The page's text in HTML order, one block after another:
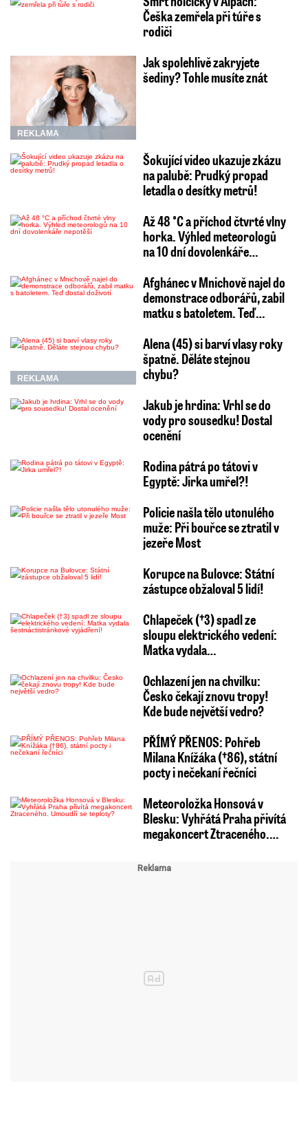
Češka zemřela při túře s
rodiči
REKLAMA
Jak spolehlivě zakryjete
šediny? Tohle musíte znát
Šokující video ukazuje zkázu
na palubě: Prudký propad
letadla o desítky metrů!
Až 48 °C a příchod čtvrté vlny
horka. Výhled meteorologů
na 10 dní dovolenkáře…
Afghánec v Mnichově najel do
demonstrace odborářů, zabil
matku s batoletem. Teď…
REKLAMA
Alena (45) si barví vlasy roky
špatně. Děláte stejnou
chybu?
Jakub je hrdina: Vrhl se do
vody pro sousedku! Dostal
ocenění
Rodina pátrá po tátovi v
Egyptě: Jirka umřel?!
Policie našla tělo utonulého
muže: Při bouřce se ztratil v
jezeře Most
Korupce na Bulovce: Státní
zástupce obžaloval 5 lidí!
Chlapeček (†3) spadl ze
sloupu elektrického vedení:
Matka vydala…
Ochlazení jen na chvilku:
Česko čekají znovu tropy!
Kde bude největší vedro?
PŘÍMÝ PŘENOS: Pohřeb
Milana Knížáka (†86), státní
pocty i nečekaní řečníci
Meteoroložka Honsová v
Blesku: Vyhřátá Praha přivítá
megakoncert Ztraceného.…